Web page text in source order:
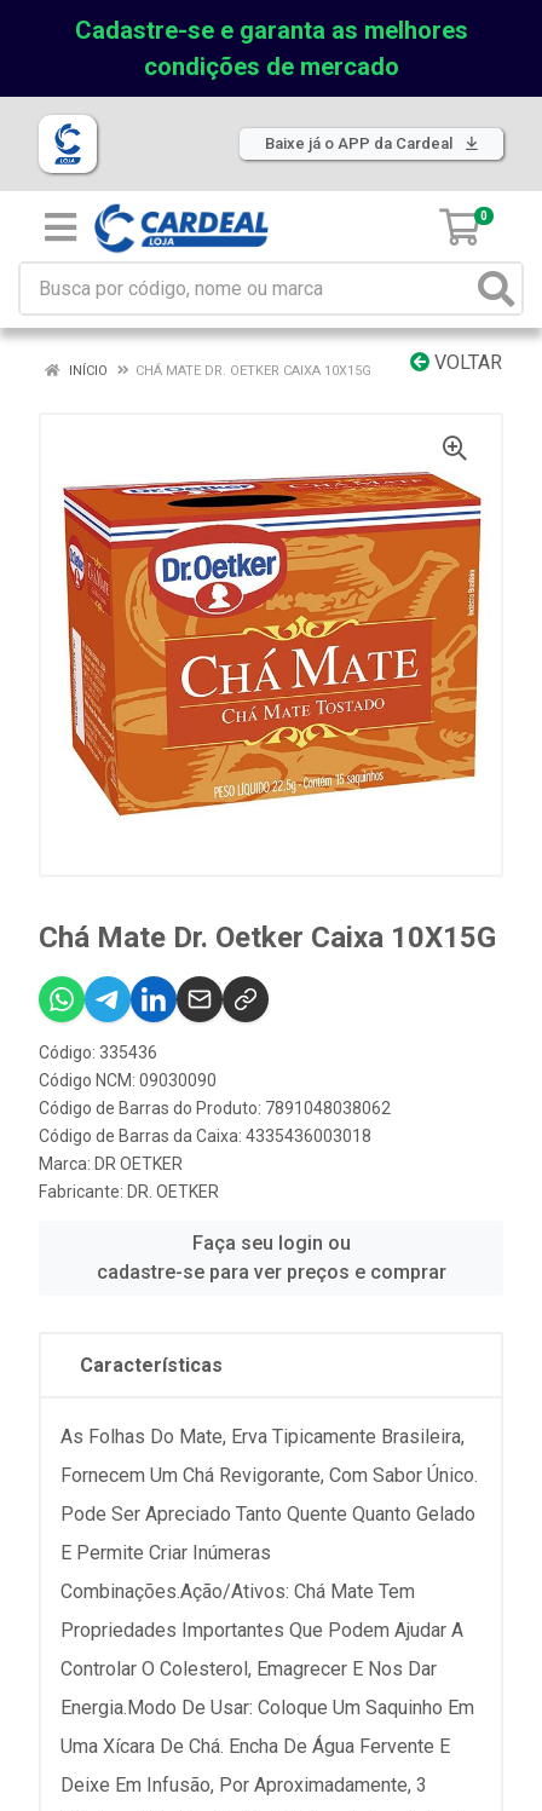
Cadastre-se e garanta as melhores
condições de mercado
Baixe já o APP da Cardeal
0
VOLTAR
INÍCIO CHÁ MATE DR. OETKER CAIXA 10X15G
Chá Mate Dr. Oetker Caixa 10X15G
Código: 335436
Código NCM: 09030090
Código de Barras do Produto: 7891048038062
Código de Barras da Caixa: 4335436003018
Marca: DR OETKER
Fabricante: DR. OETKER
Faça seu login ou
cadastre-se para ver preços e comprar
Características
As Folhas Do Mate, Erva Tipicamente Brasileira,
Fornecem Um Chá Revigorante, Com Sabor Único.
Pode Ser Apreciado Tanto Quente Quanto Gelado
E Permite Criar Inúmeras
Combinações.Ação/Ativos: Chá Mate Tem
Propriedades Importantes Que Podem Ajudar A
Controlar O Colesterol, Emagrecer E Nos Dar
Energia.Modo De Usar: Coloque Um Saquinho Em
Uma Xícara De Chá. Encha De Água Fervente E
Deixe Em Infusão, Por Aproximadamente, 3